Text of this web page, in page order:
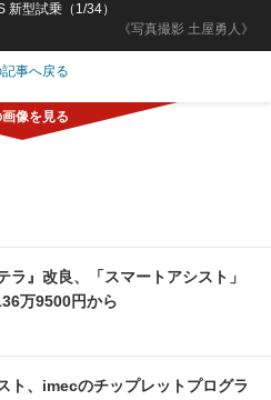
《写真撮影 土屋勇人》
新型試乗（1/34）
記事へ戻る
ラ』改良、「スマートアシスト」
万9500円から
ト、imecのチップレットプログラ